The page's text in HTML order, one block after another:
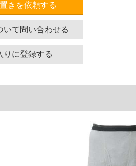
す。
きを依頼する
いて問い合わせる
りに登録する